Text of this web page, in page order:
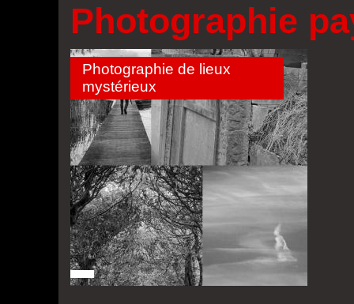
Photographie
Photographie de lieux
mystérieux